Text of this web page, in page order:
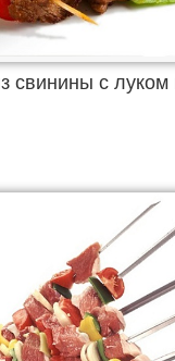
свинины с луком